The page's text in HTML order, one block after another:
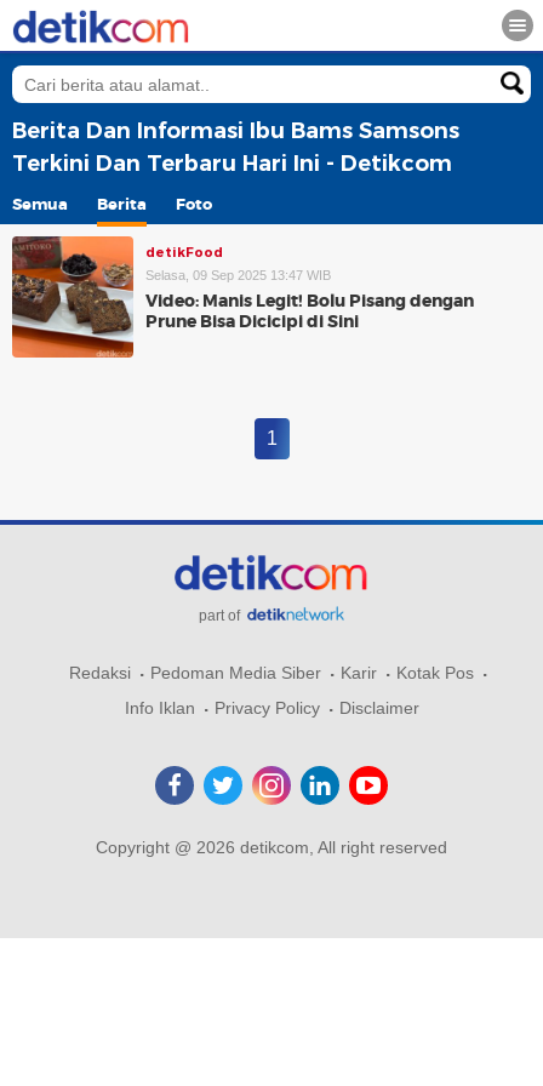
Berita Dan Informasi Ibu Bams Samsons
Terkini Dan Terbaru Hari Ini - Detikcom
Semua Berita Foto
detikFood
Selasa, 09 Sep 2025 13:47 WIB
Video: Manis Legit! Bolu Pisang dengan
Prune Bisa Dicicipi di Sini
1
part of
Redaksi Pedoman Media Siber Karir
Kotak Pos
Info Iklan
Privacy Policy Disclaimer
Copyright @ 2026 detikcom, All right reserved